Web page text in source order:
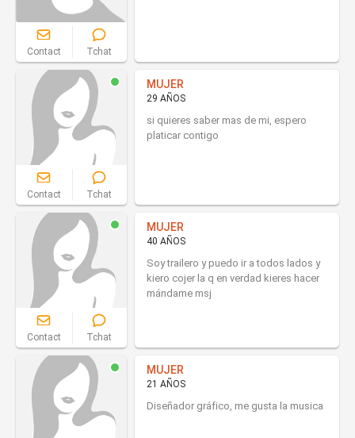
Contact Tchat
Contact Tchat
MUJER
29 AÑOS
si quieres saber mas de mi, espero
platicar contigo
Contact Tchat
MUJER
40 AÑOS
Soy trailero y puedo ir a todos lados y
kiero cojer la q en verdad kieres hacer
mándame msj
MUJER
21 AÑOS
Diseñador gráfico, me gusta la musica